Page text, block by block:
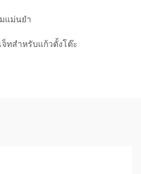
แม่นยำ
จ็ทสำหรับแก้วตั้งโต๊ะ